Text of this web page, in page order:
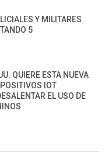
Y MILITARES
5
QUIERE ESTA NUEVA
IOT
EL USO DE